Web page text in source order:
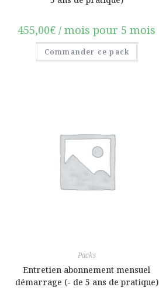
455,00€ / mois pour 5 mois
Commander ce pack
Packs
Entretien abonnement mensuel
démarrage (- de 5 ans de pratique)